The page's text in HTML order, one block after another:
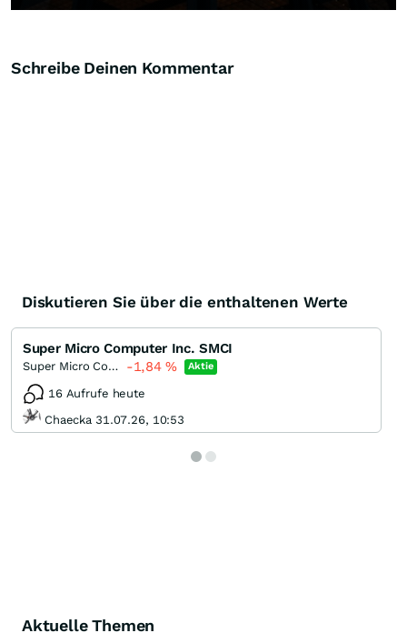
Schreibe Deinen Kommentar
Diskutieren Sie über die enthaltenen Werte
Super Micro Computer Inc. SMCI
Super Micro Computer -1,84% Aktie
16 Aufrufe heute
Chaecka 31.07.26, 10:53
Aktuelle Themen